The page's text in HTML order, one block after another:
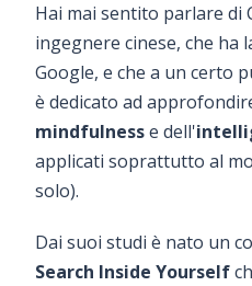
Hai mai sentito parlare di
ingegnere cinese, che ha
Google, e che a un certo
è dedicato ad
mindfulnesse dell'
applicati soprattutto al
solo).
Dai suoi studi è nato un
Search Inside Yourself